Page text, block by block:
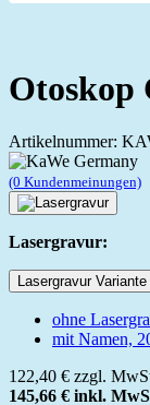
Artikelnummer:
(0 Kundenmeinungen)
Lasergravur:
Lasergravur
ohne
mit Namen,
122,40 € zzgl.
145,66 € inkl.